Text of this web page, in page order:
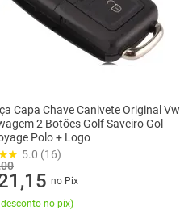
Capa Chave Canivete Original Vw
2 Botões Golf Saveiro Gol
Polo + Logo
5.0 (16)
no Pix
desconto no pix)